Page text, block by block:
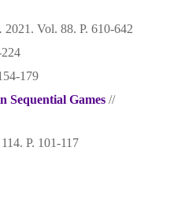
2021. Vol. 88. P. 610-642
179
Games//
P. 101-117